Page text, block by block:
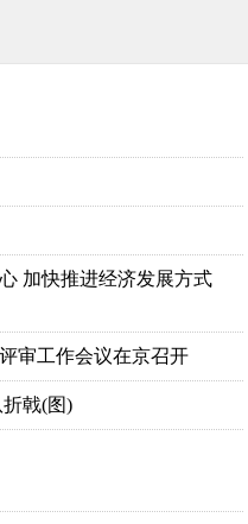
加快推进经济发展方式
审工作会议在京召开
戟(图)